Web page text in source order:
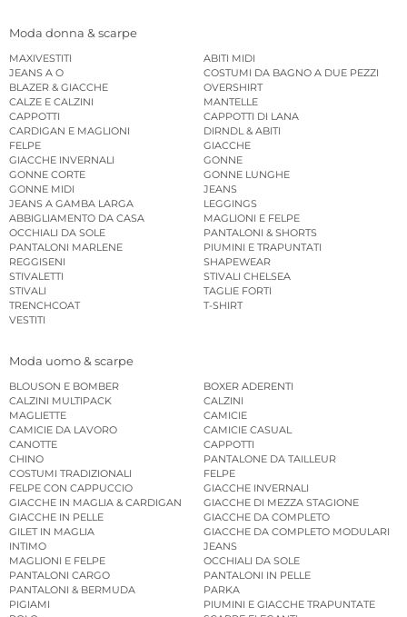
Moda donna & scarpe
MAXIVESTITI
ABITI MIDI
JEANS A O
COSTUMI DA BAGNO A DUE PEZZI
BLAZER & GIACCHE
OVERSHIRT
CALZE E CALZINI
MANTELLE
CAPPOTTI
CAPPOTTI DI LANA
CARDIGAN E MAGLIONI
DIRNDL & ABITI
FELPE
GIACCHE
GIACCHE INVERNALI
GONNE
GONNE CORTE
GONNE LUNGHE
GONNE MIDI
JEANS
JEANS A GAMBA LARGA
LEGGINGS
ABBIGLIAMENTO DA CASA
MAGLIONI E FELPE
OCCHIALI DA SOLE
PANTALONI & SHORTS
PANTALONI MARLENE
PIUMINI E TRAPUNTATI
REGGISENI
SHAPEWEAR
STIVALETTI
STIVALI CHELSEA
STIVALI
TAGLIE FORTI
TRENCHCOAT
T-SHIRT
VESTITI
Moda uomo & scarpe
BLOUSON E BOMBER
BOXER ADERENTI
CALZINI MULTIPACK
CALZINI
MAGLIETTE
CAMICIE
CAMICIE DA LAVORO
CAMICIE CASUAL
CANOTTE
CAPPOTTI
CHINO
PANTALONE DA TAILLEUR
COSTUMI TRADIZIONALI
FELPE
FELPE CON CAPPUCCIO
GIACCHE INVERNALI
GIACCHE IN MAGLIA & CARDIGAN
GIACCHE DI MEZZA STAGIONE
GIACCHE IN PELLE
GIACCHE DA COMPLETO
GILET IN MAGLIA
GIACCHE DA COMPLETO MODULARI
INTIMO
JEANS
MAGLIONI E FELPE
OCCHIALI DA SOLE
PANTALONI CARGO
PANTALONI IN PELLE
PANTALONI & BERMUDA
PARKA
PIGIAMI
PIUMINI E GIACCHE TRAPUNTATE